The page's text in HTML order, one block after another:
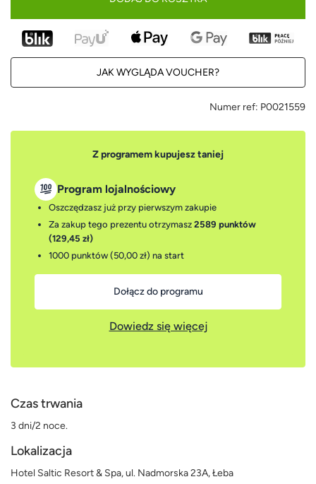
JAK WYGLĄDA VOUCHER?
Numer ref: P0021559
Z programem kupujesz taniej
Program lojalnościowy
Oszczędzasz już przy pierwszym zakupie
Za zakup tego prezentu otrzymasz 2589 punktów
(129,45 zł)
1000 punktów (50,00 zł) na start
Dołącz do programu
Dowiedz się więcej
Czas trwania
3 dni/2 noce.
Lokalizacja
Hotel Saltic Resort & Spa, ul. Nadmorska 23A, Łeba